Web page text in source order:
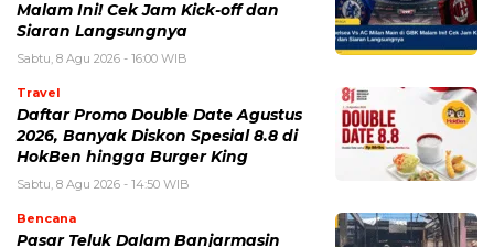
Malam Ini! Cek Jam Kick-off dan
Siaran Langsungnya
Sabtu, 8 Agu 2026 - 16:00 WIB
Travel
Daftar Promo Double Date Agustus
2026, Banyak Diskon Spesial 8.8 di
HokBen hingga Burger King ‎
Sabtu, 8 Agu 2026 - 14:50 WIB
Bencana
Pasar Teluk Dalam Banjarmasin